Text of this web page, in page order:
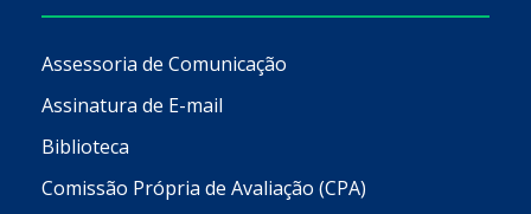
Assessoria de Comunicação
Assinatura de E-mail
Biblioteca
Comissão Própria de Avaliação (CPA)